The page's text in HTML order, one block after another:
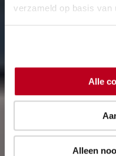
verzameld op basis van
Alle
Alleen